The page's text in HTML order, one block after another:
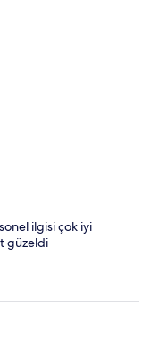
ilgisi çok iyi
güzeldi